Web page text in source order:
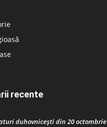
recente
duhovnicești din 20 octombrie